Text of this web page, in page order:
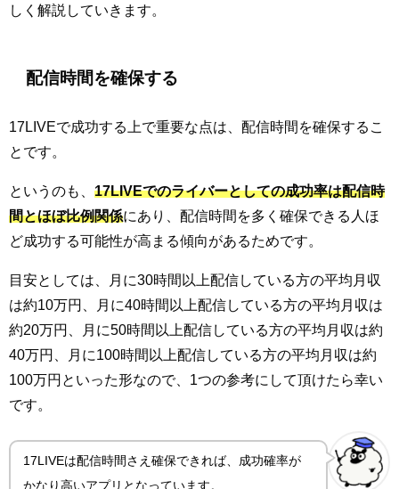
しく解説していきます。
配信時間を確保する
17LIVEで成功する上で重要な点は、配信時間を確保するこ
とです。
というのも、 17LIVEでのライバーとしての成功率は配信時
間とほぼ比例関係にあり、配信時間を多く確保できる人ほ
ど成功する可能性が高まる傾向があるためです。
目安としては、月に30時間以上配信している方の平均月収
は約10万円、月に40時間以上配信している方の平均月収は
約20万円、月に50時間以上配信している方の平均月収は約
40万円、月に100時間以上配信している方の平均月収は約
100万円といった形なので、1つの参考にして頂けたら幸い
です。
17LIVEは配信時間さえ確保できれば、成功確率が
かなり高いアプリとなっています。